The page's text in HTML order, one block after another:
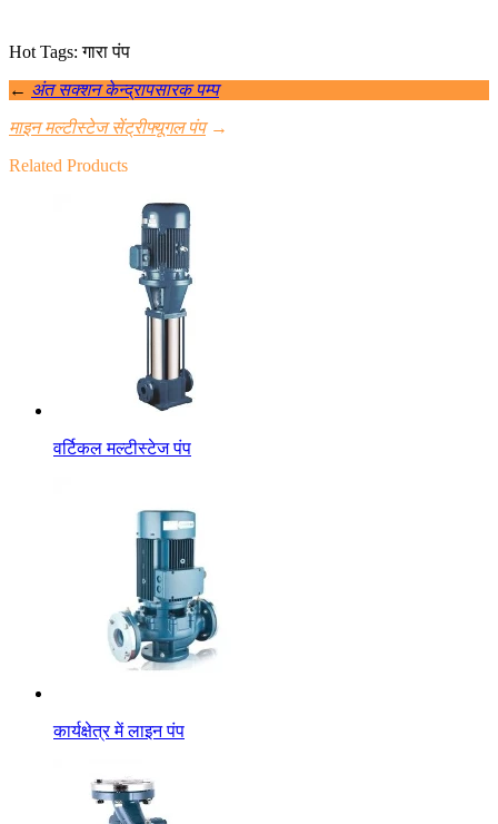
Hot Tags: गारा पंप
← अंत सक्शन केन्द्रापसारक पम्प
माइन मल्टीस्टेज सेंट्रीफ्यूगल पंप →
Related Products
वर्टिकल मल्टीस्टेज पंप
कार्यक्षेत्र में लाइन पंप